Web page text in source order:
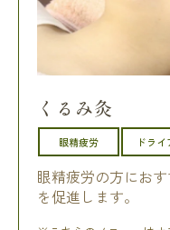
くるみ灸
眼精疲労 ドライ
眼精疲労の方にお
を促進します。